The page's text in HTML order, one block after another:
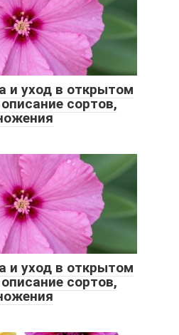
и уход в открытом
сортов,
и уход в открытом
сортов,